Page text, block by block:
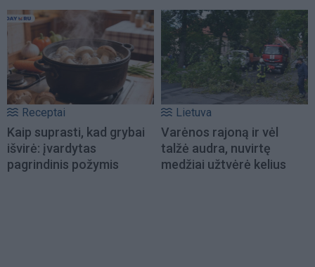
Receptai
Kaip suprasti, kad grybai
išvirė: įvardytas
pagrindinis požymis
Lietuva
Varėnos rajoną ir vėl
talžė audra, nuvirtę
medžiai užtvėrė kelius